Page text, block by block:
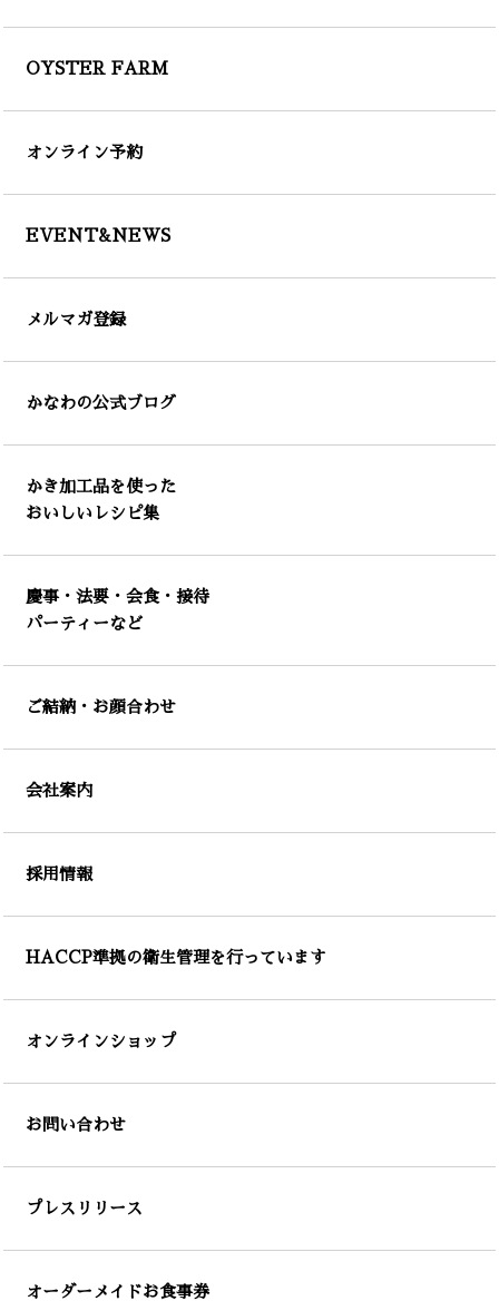
OYSTER FARM
オンライン予約
EVENT&NEWS
メルマガ登録
かなわの公式ブログ
かき加工品を使った
おいしいレシピ集
慶事・法要・会食・接待
パーティーなど
ご結納・お顔合わせ
会社案内
採用情報
HACCP準拠の衛生管理を行っています
オンラインショップ
お問い合わせ
プレスリリース
オーダーメイドお食事券